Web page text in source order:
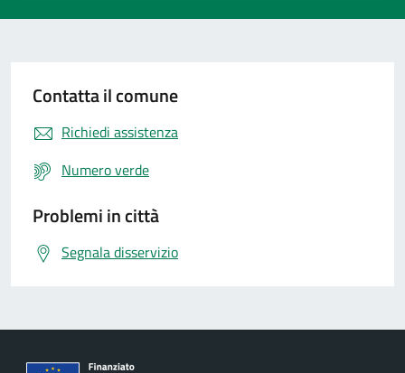
Contatta il comune
Richiedi assistenza
Numero verde
Problemi in città
Segnala disservizio